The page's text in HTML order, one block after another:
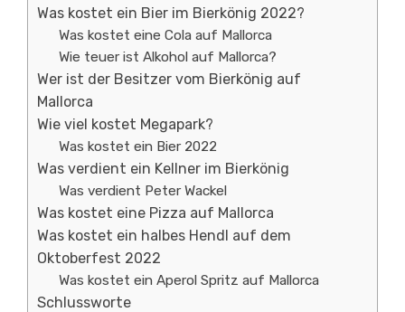
Was kostet ein Bier im Bierkönig 2022?
Was kostet eine Cola auf Mallorca
Wie teuer ist Alkohol auf Mallorca?
Wer ist der Besitzer vom Bierkönig auf
Mallorca
Wie viel kostet Megapark?
Was kostet ein Bier 2022
Was verdient ein Kellner im Bierkönig
Was verdient Peter Wackel
Was kostet eine Pizza auf Mallorca
Was kostet ein halbes Hendl auf dem
Oktoberfest 2022
Was kostet ein Aperol Spritz auf Mallorca
Schlussworte